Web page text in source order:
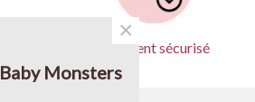
Paiement sécurisé
Monsters
×